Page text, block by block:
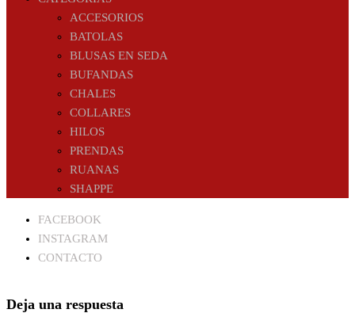
ACCESORIOS
BATOLAS
BLUSAS EN SEDA
BUFANDAS
CHALES
COLLARES
HILOS
PRENDAS
RUANAS
SHAPPE
FACEBOOK
INSTAGRAM
CONTACTO
Deja una respuesta